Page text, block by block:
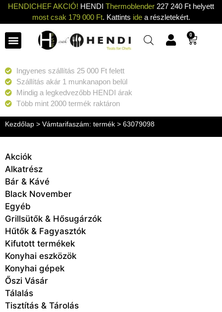
HENDICHEF AKCIÓ! HENDI Thermoblender 227 240 Ft helyett
most csak 179 000 Ft. Kattints idea részletekért.
0
Ingyenes szállítás 25 000 Ft felett
Szállítás akár 1 munkanapon belül
Mindig a legkedvezőbb HENDI árak
Több mint 2000 termék raktáron
Kezdőlap > Vámtarifaszám: termék > 63079098
Akciók
Alkatrész
Bár & Kávé
Black November
Egyéb
Grillsütők & Hősugárzók
Hűtők & Fagyasztók
Kifutott termékek
Konyhai eszközök
Konyhai gépek
Őszi Vásár
Tálalás
Tisztítás & Tárolás